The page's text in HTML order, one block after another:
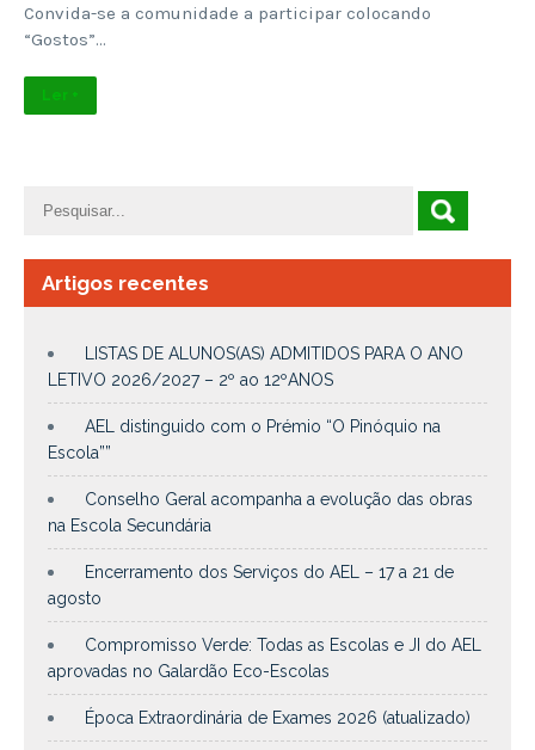
Convida-se a comunidade a participar colocando
“Gostos”…
Ler +
Artigos recentes
LISTAS DE ALUNOS(AS) ADMITIDOS PARA O ANO
LETIVO 2026/2027 – 2º ao 12ºANOS
AEL distinguido com o Prémio “O Pinóquio na
Escola””
Conselho Geral acompanha a evolução das obras
na Escola Secundária
Encerramento dos Serviços do AEL – 17 a 21 de
agosto
Compromisso Verde: Todas as Escolas e JI do AEL
aprovadas no Galardão Eco-Escolas
Época Extraordinária de Exames 2026 (atualizado)